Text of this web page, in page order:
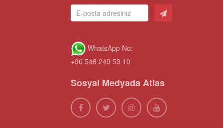
WhatsApp No:
+90 546 249 53 10
Sosyal Medyada Atlas